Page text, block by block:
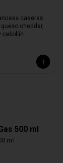
caseras
cheddar,
cebollín.
500 ml
ml